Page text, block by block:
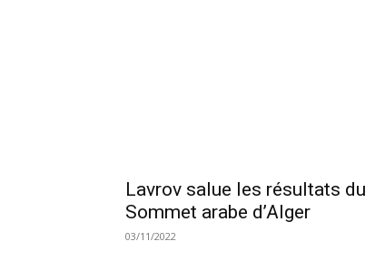
Lavrov salue les résultats du
Sommet arabe d’Alger
03/11/2022